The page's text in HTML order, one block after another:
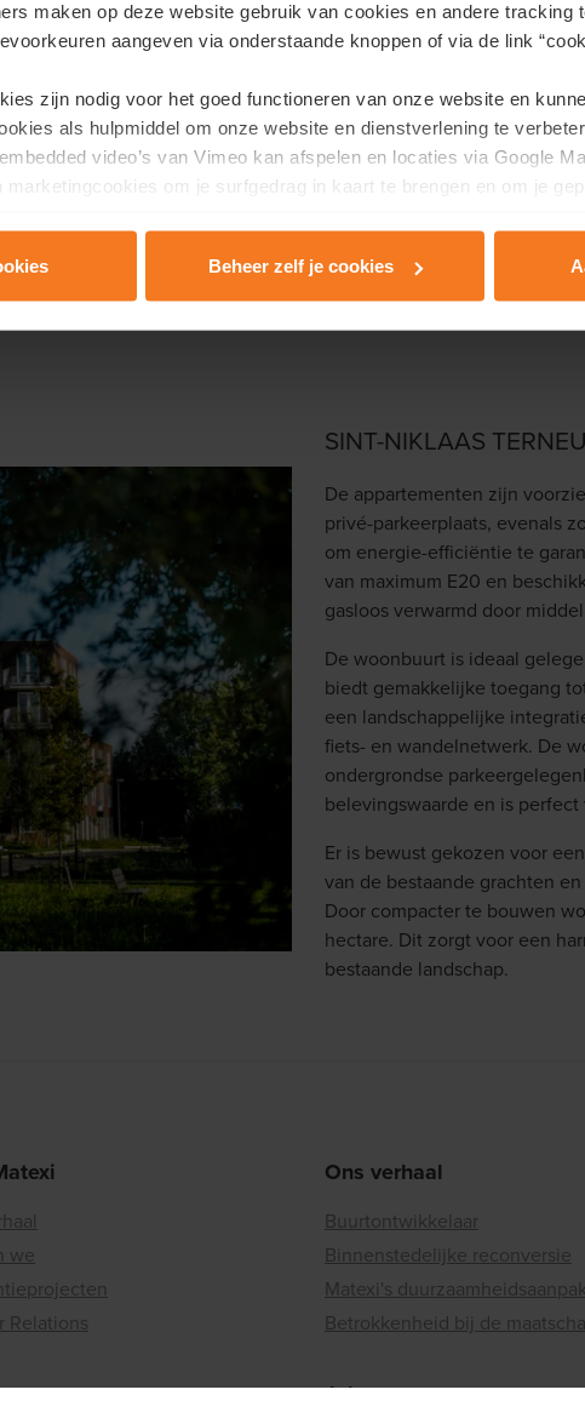
maken op deze website gebruik van cookies en andere tracking
aangeven via onderstaande knoppen of via de link
zijn nodig voor het goed functioneren van onze website en
als hulpmiddel om onze website en dienstverlening te
video’s van Vimeo kan afspelen en locaties via Google
marketingcookies om je surfgedrag in kaart te brengen en om je
Privacy & Cookie Policy.
Beheer zelf je cookies
Samengevat
Hans Rombouts, …
LOCATIE:Louis Francklaan
SINT-NIKLAAS
De appartementen zijn
privé-parkeerplaats, evenals
om energie-efficiëntie te
van maximum E20 en
gasloos verwarmd door
De woonbuurt is ideaal
biedt gemakkelijke toegang
een landschappelijke
fiets- en wandelnetwerk. De
ondergrondse
belevingswaarde en is
Er is bewust gekozen voor
van de bestaande grachten
Door compacter te bouwen
hectare. Dit zorgt voor een
bestaande landschap.
we
Relations
Ons verhaal
Buurtontwikkelaar
Binnenstedelijke reconversie
Matexi's duurzaamheidsaanpak
Betrokkenheid bij de
Jobs